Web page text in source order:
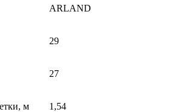
ARLAND
29
27
м 1,54